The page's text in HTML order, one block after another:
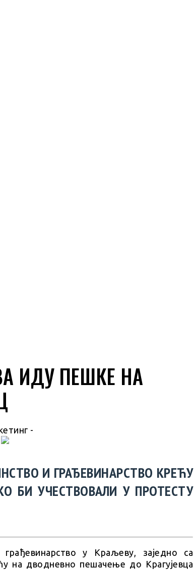
ИДУ ПЕШКЕ НА
-
И ГРАЂЕВИНАРСТВО КРЕЋУ
БИ УЧЕСТВОВАЛИ У ПРОТЕСТУ
у Краљеву, заједно са
на дводневно пешачење до Крагујевца